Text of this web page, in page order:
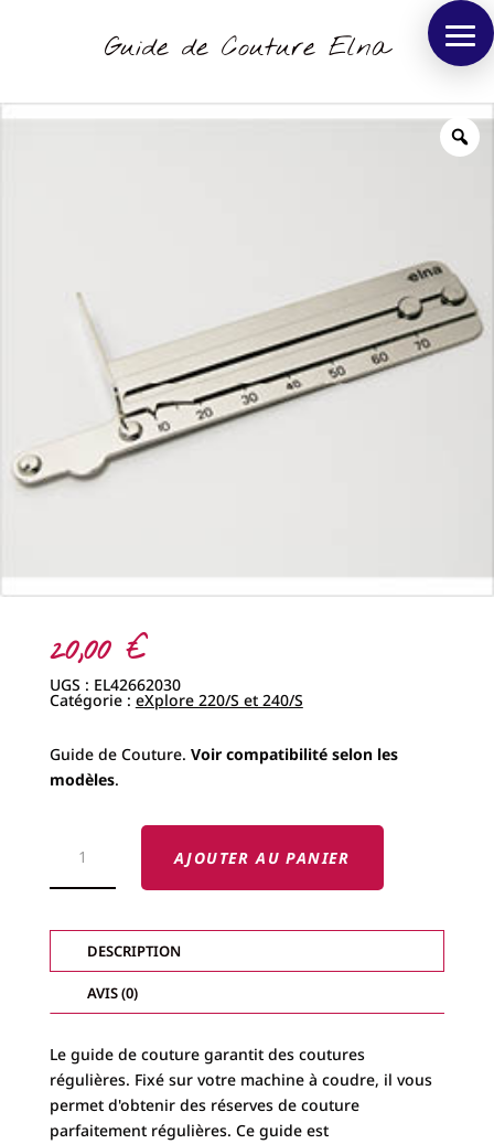
Guide de Couture Elna
20,00 €
UGS : EL42662030
Catégorie : eXplore 220/S et 240/S
Guide de Couture. Voir compatibilité selon les
modèles.
GUIDE
COUTURE
AJOUTER AU PANIER
DESCRIPTION
AVIS (0)
Le guide de couture garantit des coutures
régulières. Fixé sur votre machine à coudre, il vous
permet d'obtenir des réserves de couture
parfaitement régulières. Ce guide est